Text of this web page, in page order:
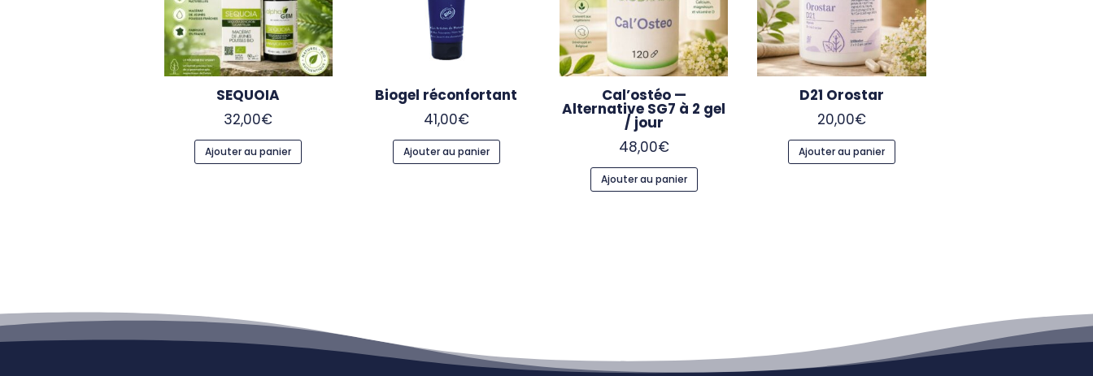
SEQUOIA
32,00€
Ajouter au panier
Biogel réconfortant
41,00€
Ajouter au panier
Cal’ostéo —
Alternative SG7 à 2 gel
/ jour
48,00€
Ajouter au panier
D21 Orostar
20,00€
Ajouter au panier